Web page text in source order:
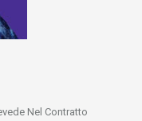
Nel Contratto